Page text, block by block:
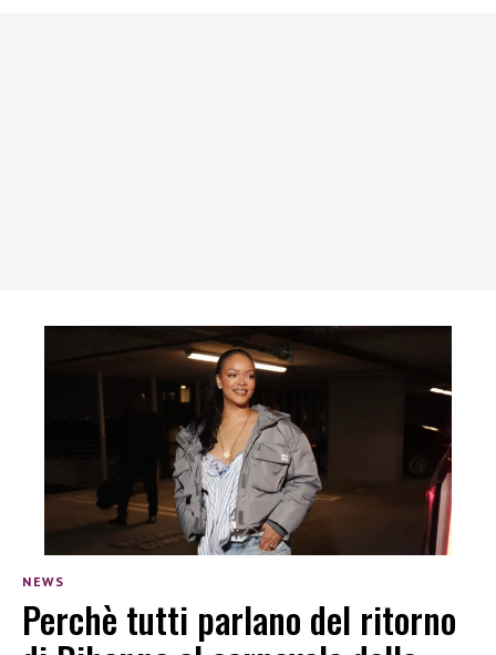
NEWS
Perchè tutti parlano del ritorno